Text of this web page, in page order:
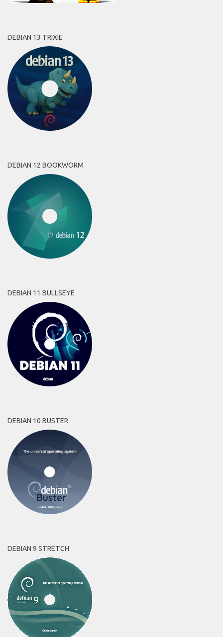
DEBIAN 13 TRIXIE
DEBIAN 12 BOOKWORM
DEBIAN 11 BULLSEYE
DEBIAN 10 BUSTER
DEBIAN 9 STRETCH